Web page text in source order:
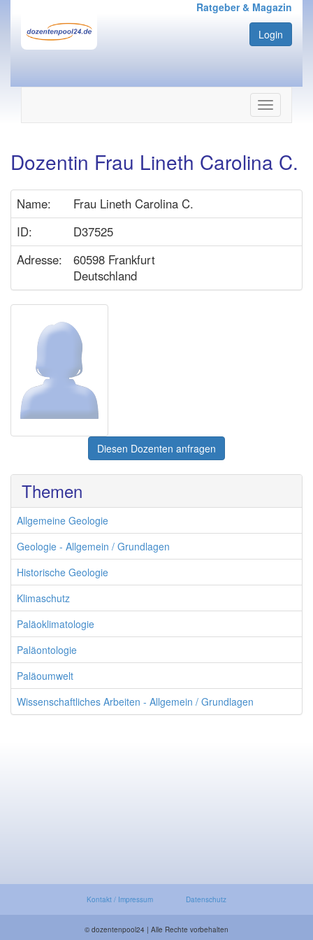
Ratgeber & Magazin
Login
Navigation
ein-/
Dozentin Frau Lineth Carolina C.
Name:
Frau Lineth Carolina C.
ID:
D37525
Adresse:
60598 Frankfurt
Deutschland
Diesen Dozenten anfragen
Themen
Allgemeine Geologie
Geologie - Allgemein / Grundlagen
Historische Geologie
Klimaschutz
Paläoklimatologie
Paläontologie
Paläoumwelt
Wissenschaftliches Arbeiten - Allgemein / Grundlagen
Kontakt / Impressum Datenschutz
© dozentenpool24 | Alle Rechte vorbehalten